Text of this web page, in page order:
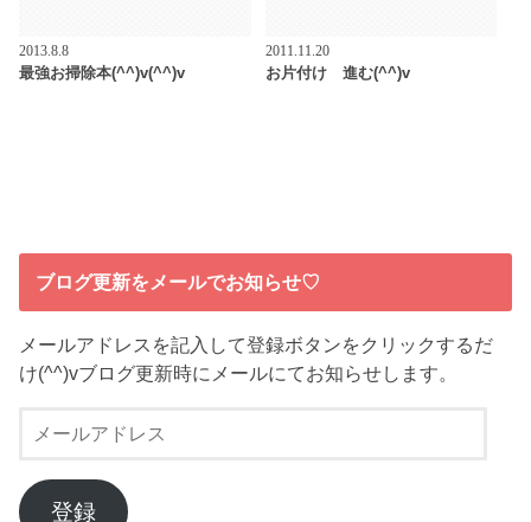
2013.8.8
最強お掃除本(^^)v(^^)v
2011.11.20
お片付け 進む(^^)v
ブログ更新をメールでお知らせ♡
メールアドレスを記入して登録ボタンをクリックするだ
け(^^)vブログ更新時にメールにてお知らせします。
ー
ル
ア
登録